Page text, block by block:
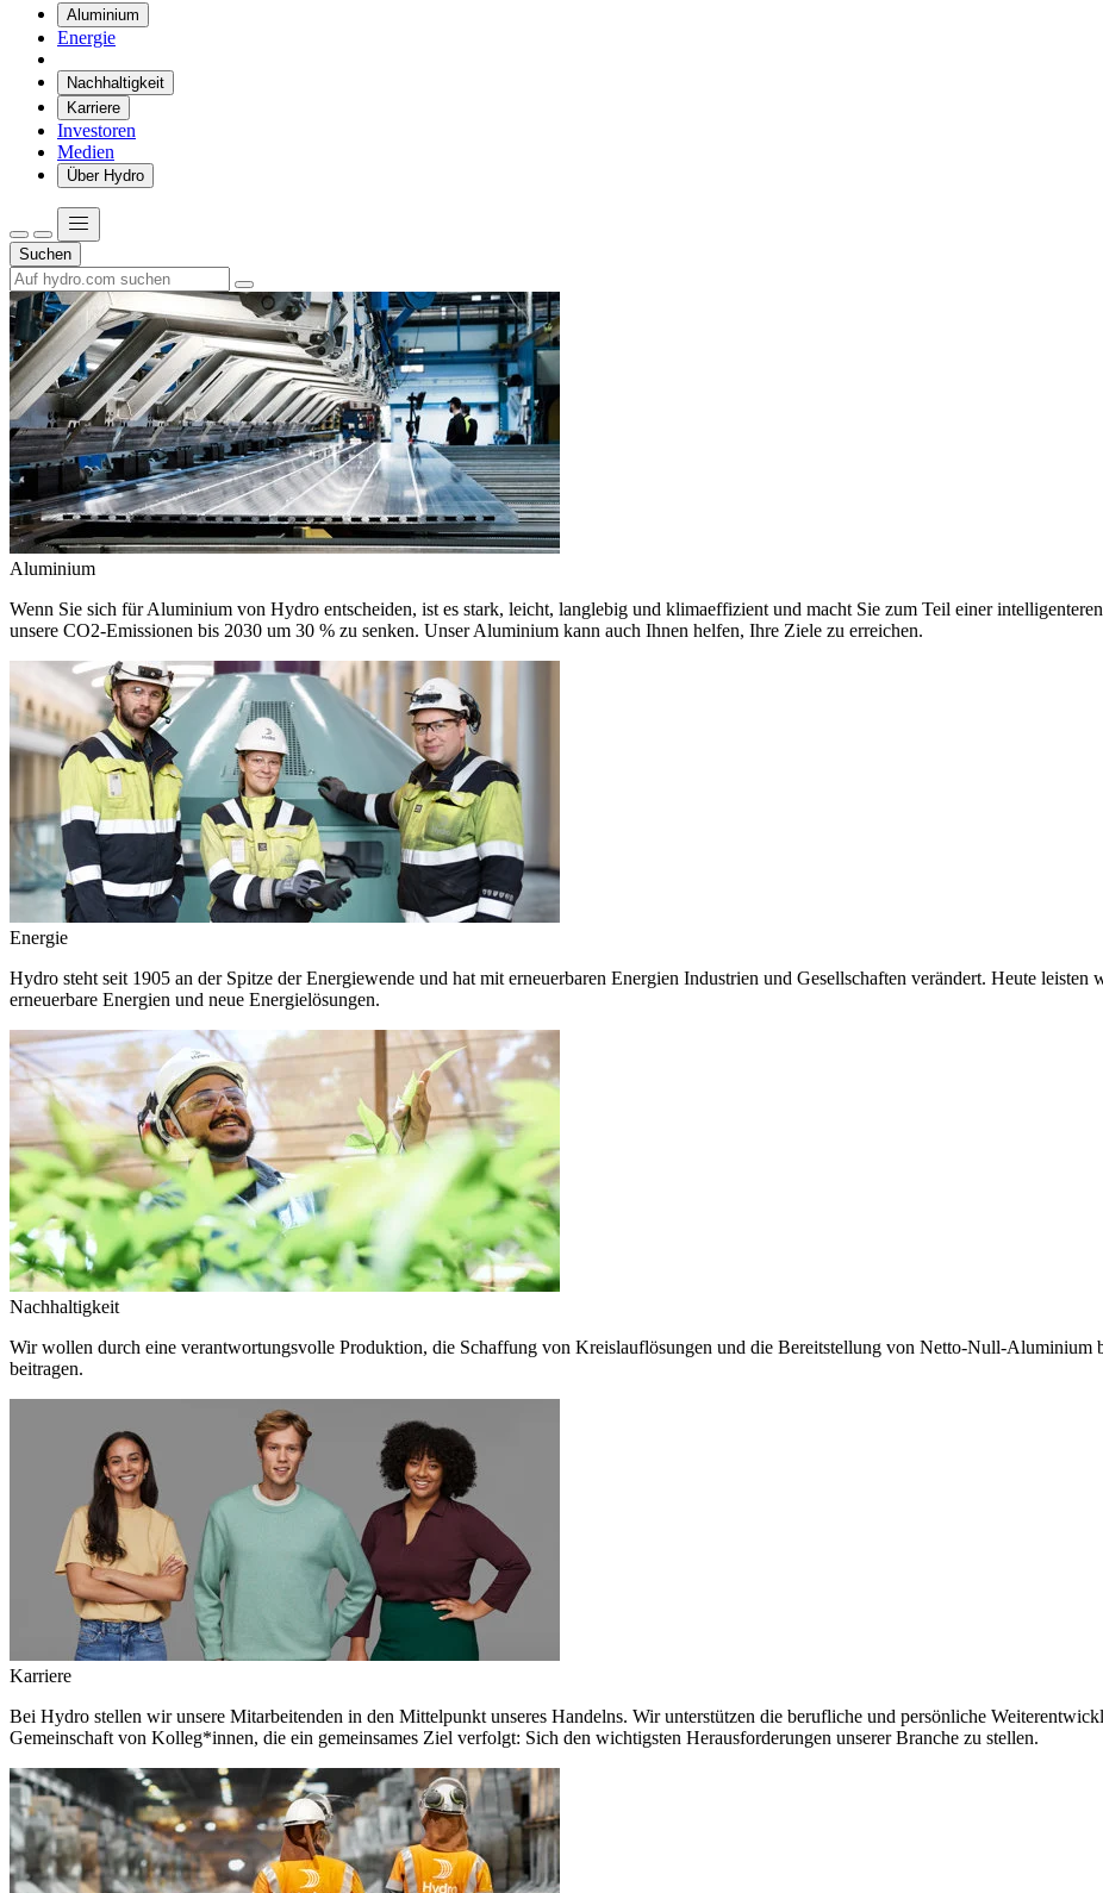
Aluminium
Energie
Nachhaltigkeit
Karriere
Investoren
Medien
Über Hydro
Suchen
Aluminium
Wenn Sie sich für Aluminium von Hydro entscheiden, ist es stark, leicht, langlebig und klimaeffizient und macht Sie zum Teil einer
unsere CO2-Emissionen bis 2030 um 30 % zu senken. Unser Aluminium kann auch Ihnen helfen, Ihre Ziele zu erreichen.
Energie
Hydro steht seit 1905 an der Spitze der Energiewende und hat mit erneuerbaren Energien Industrien und Gesellschaften verändert. Heute
erneuerbare Energien und neue Energielösungen.
Nachhaltigkeit
Wir wollen durch eine verantwortungsvolle Produktion, die Schaffung von Kreislauflösungen und die Bereitstellung von Netto-Null-Aluminium
beitragen.
Karriere
Bei Hydro stellen wir unsere Mitarbeitenden in den Mittelpunkt unseres Handelns. Wir unterstützen die berufliche und persönliche
Gemeinschaft von Kolleg*innen, die ein gemeinsames Ziel verfolgt: Sich den wichtigsten Herausforderungen unserer Branche zu stellen.